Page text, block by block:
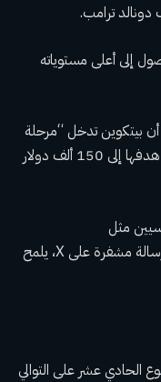
ترامب.
إلى أعلى مستوياته
بيتكوين تدخل “مرحلة
الاعتقاد” في دورة أسعارها، متوقعًا أن يصل هدفها إلى 150 ألف دولار
مثل
MicroStrategy. في 19 يناير، نشر سايلور رسالة مشفرة على X، يلمح
الحادي عشر على التوالي